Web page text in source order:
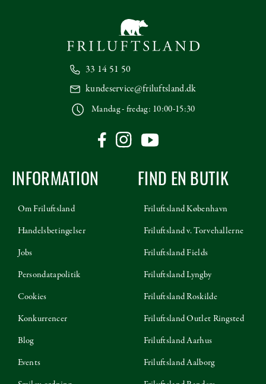
33 14 51 50
kundeservice@friluftsland.dk
Mandag - fredag: 10:00-15:30
INFORMATION
Om Friluftsland
Handelsbetingelser
Jobs
Persondatapolitik
Cookies
Konkurrencer
Blog
Events
FIND EN BUTIK
Friluftsland København
Friluftsland v. Torvehallerne
Friluftsland Fields
Friluftsland Lyngby
Friluftsland Roskilde
Friluftsland Outlet Ringsted
Friluftsland Aarhus
Friluftsland Aalborg